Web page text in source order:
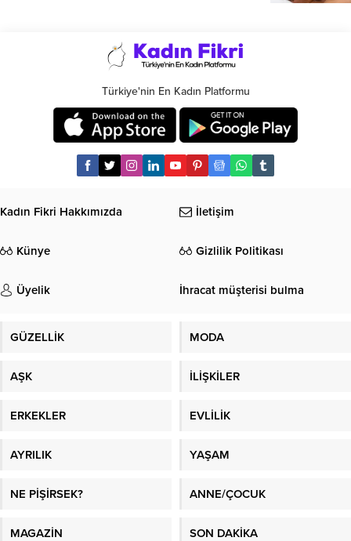
Türkiye'nin En Kadın Platformu